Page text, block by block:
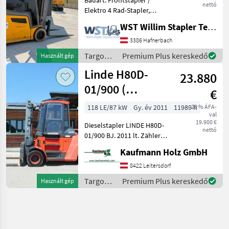
Használt gép
nettó
Elektro 4 Rad-Stapler,
5000mm, Bauhöhe:
2235mm, Gabellänge:
1150mm, Batterie: PzS Bj.
2018 48V 750Ah ,
Anbaugeräte
WST Willim Stapler Technik GmbH
3386 Hafnerbach
Targoncák
és
raktártechnika
/
Jungheinrich
Premium Plus kereskedő
Használt gép
Linde H80D-
01/900 (
Vollausstattung )
23.880
€
20 % ÁFA-
val
19.900 €
nettó
118 LE/87 kW Gy. év 2011
11989 h
Dieselstapler LINDE H80D-
01/900 BJ. 2011 lt. Zähler
Hubkraft bei 900mm LSP 3,
37 Meter Hubhöhe 3, 18
Meter Masthöhe 3, 37 Meter
Schut
Kaufmann Holz GmbH
8422 Leitersdorf
Targoncák
és
Premium Plus kereskedő